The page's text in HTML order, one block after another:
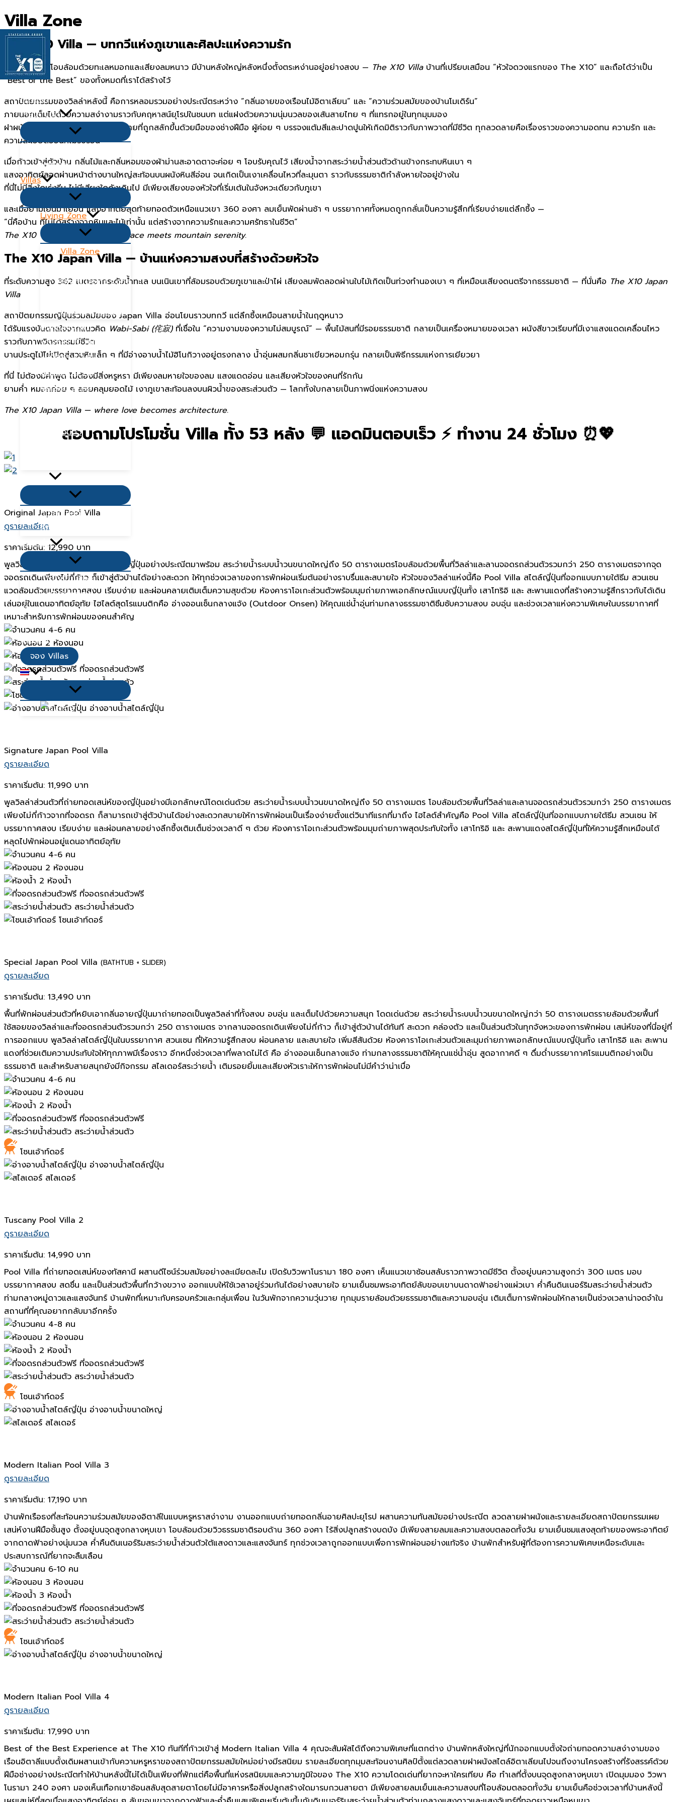
to
content
หน้าเเรก
เกี่ยวกับเรา
Menu
Toggle
บทความ
Villas
Menu
Toggle
Living Zone
Menu
Toggle
Villa Zone
Nordic Zone
Hydra Dome Zone
Flora Dome Zone
จำนวนผู้เข้าพัก
พูลวิลล่า 10 คน
พูลวิลล่า 20 คน
พูลวิลล่า 15 คน
พูลวิลล่า 6 คน
ที่พักครอบครัว
มีสระส่วนตัว
Menu
Toggle
ที่เที่ยวใกล้ฉัน
ที่กินใกล้ฉัน
โปรโมชั่น
Menu
Toggle
โปรโมชั่น Villas
โปรโมชั่นอาหาร
รีวิวจากลูกค้า
เมนูอาหาร
ติดต่อเรา
จอง Villas
Menu
Toggle
Villa Zone
The X10 Villa — บทกวีแห่งภูเขาและศิลปะแห่งความรัก
กลางหุบเขาที่โอบล้อมด้วยทะเลหมอกและเสียงลมหนาว มีบ้านหลังใหญ่หลังหนึ่งตั้งตระหง่านอยู่อย่างสงบ — The X10 Villaบ้านที่เปรียบเสมือน “หัวใจดวงแรกของ The X10” และถือได้ว่าเป็น
“Best of the Best” ของทั้งหมดที่เราได้สร้างไว้
สถาปัตยกรรมของวิลล่าหลังนี้ คือการหลอมรวมอย่างประณีตระหว่าง “กลิ่นอายของเรือนไม้อิตาเลียน” และ “ความร่วมสมัยของบ้านโมเดิร์น”
ภายนอกเต็มไปด้วยความสง่างามราวกับคฤหาสน์ยุโรปในชนบท แต่แฝงด้วยความนุ่มนวลของเส้นสายไทย ๆ ที่แทรกอยู่ในทุกมุมมอง
ฝาผนังสไตล์อิตาลีตกแต่งด้วยลวดลายที่ถูกสลักขึ้นด้วยมือของช่างฝีมือ ผู้ค่อย ๆ บรรจงแต้มสีและปาดปูนให้เกิดมิติราวกับภาพวาดที่มีชีวิต ทุกลวดลายคือเรื่องราวของความอดทน ความรัก และ
ความละเอียดอ่อนที่ไม่รีบร้อน
เมื่อก้าวเข้าสู่ตัวบ้าน กลิ่นไม้และกลิ่นหอมของผ้าม่านสะอาดตาจะค่อย ๆ โอบรับคุณไว้ เสียงน้ำจากสระว่ายน้ำส่วนตัวด้านข้างกระทบหินเบา ๆ
แสงอาทิตย์ลอดผ่านหน้าต่างบานใหญ่สะท้อนบนผนังหินสีอ่อน จนเกิดเป็นเงาเคลื่อนไหวที่ละมุนตา ราวกับธรรมชาติกำลังหายใจอยู่ข้างใน
ที่นี่ไม่มีสิ่งใดเร่งรีบ ไม่มีเสียงใดดังเกินไป มีเพียงเสียงของหัวใจที่เริ่มเต้นในจังหวะเดียวกับภูเขา
และเมื่อยามเย็นมาเยือน แสงอาทิตย์สุดท้ายทอดตัวเหนือแนวเขา 360 องศา ลมเย็นพัดผ่านช้า ๆ บรรยากาศทั้งหมดถูกกลั่นเป็นความรู้สึกที่เรียบง่ายแต่ลึกซึ้ง —
“นี่คือบ้าน ที่ไม่ได้สร้างจากหินและไม้เท่านั้น แต่สร้างจากความรักและความศรัทธาในชีวิต”
The X10 Villa — where Italian grace meets mountain serenity.
The X10 Japan Villa — บ้านแห่งความสงบที่สร้างด้วยหัวใจ
ที่ระดับความสูง 362 เมตรจากระดับน้ำทะเล บนเนินเขาที่ล้อมรอบด้วยภูเขาและป่าไผ่ เสียงลมพัดลอดผ่านใบไม้เกิดเป็นท่วงทำนองเบา ๆ ที่เหมือนเสียงดนตรีจากธรรมชาติ — ที่นั่นคือ The X10 Japan
Villa
สถาปัตยกรรมญี่ปุ่นร่วมสมัยของ Japan Villa อ่อนโยนราวบทกวี แต่ลึกซึ้งเหมือนสายน้ำในฤดูหนาว
ได้รับแรงบันดาลใจจากแนวคิด Wabi-Sabi (侘寂)ที่เชื่อใน “ความงามของความไม่สมบูรณ์” — พื้นไม้สนที่มีรอยธรรมชาติ กลายเป็นเครื่องหมายของเวลา ผนังสีขาวเรียบที่มีเงาแสงแดดเคลื่อนไหว
ราวกับภาพจิตรกรรมมีชีวิต
บานประตูไม้ไผ่เปิดสู่สวนหินเล็ก ๆ ที่มีอ่างอาบน้ำไม้ฮิโนกิวางอยู่ตรงกลาง น้ำอุ่นผสมกลิ่นชาเขียวหอมกรุ่น กลายเป็นพิธีกรรมแห่งการเยียวยา
ที่นี่ ไม่ต้องมีคำพูด ไม่ต้องมีสิ่งหรูหรา มีเพียงลมหายใจของลม แสงแดดอ่อน และเสียงหัวใจของคนที่รักกัน
ยามค่ำ หมอกค่อย ๆ ลอยคลุมยอดไม้ เงาภูเขาสะท้อนลงบนผิวน้ำของสระส่วนตัว — โลกทั้งใบกลายเป็นภาพนิ่งแห่งความสงบ
The X10 Japan Villa — where love becomes architecture.
สอบถามโปรโมชั่น Villa ทั้ง 53 หลัง 💬 แอดมินตอบเร็ว ⚡ ทำงาน 24 ชั่วโมง ⏰💖
Original Japan Pool Villa
ดูรายละเอียด
ราคาเริ่มต้น: 12,990 บาท
พูลวิลล่าส่วนตัวที่ถ่ายทอดเสน่ห์ของญี่ปุ่นอย่างประณีตมาพร้อม สระว่ายน้ำระบบน้ำวนขนาดใหญ่ถึง 50 ตารางเมตรโอบล้อมด้วยพื้นที่วิลล่าและลานจอดรถส่วนตัวรวมกว่า 250 ตารางเมตรจากจุด
จอดรถเดินเพียงไม่กี่ก้าว ก็เข้าสู่ตัวบ้านได้อย่างสะดวก ให้ทุกช่วงเวลาของการพักผ่อนเริ่มต้นอย่างราบรื่นและสบายใจ หัวใจของวิลล่าแห่งนี้คือ Pool Villa สไตล์ญี่ปุ่นที่ออกแบบภายใต้ธีม สวนเซน
แวดล้อมด้วยบรรยากาศสงบ เรียบง่าย และผ่อนคลายเติมเต็มความสุขด้วย ห้องคาราโอเกะส่วนตัวพร้อมมุมถ่ายภาพเอกลักษณ์แบบญี่ปุ่นทั้ง เสาโทริอิ และ สะพานแดงที่สร้างความรู้สึกราวกับได้เดิน
เล่นอยู่ในแดนอาทิตย์อุทัย ไฮไลต์สุดโรแมนติกคือ อ่างออนเซ็นกลางแจ้ง (Outdoor Onsen) ให้คุณแช่น้ำอุ่นท่ามกลางธรรมชาติซึมซับความสงบ อบอุ่น และช่วงเวลาแห่งความพิเศษในบรรยากาศที่
เหมาะสำหรับการพักผ่อนของคนสำคัญ
4-6 คน
2 ห้องนอน
2 ห้องน้ำ
ที่จอดรถส่วนตัวฟรี
สระว่ายน้ำส่วนตัว
โซนเอ้าท์ดอร์
อ่างอาบน้ำสไตล์ญี่ปุ่น
Signature Japan Pool Villa
ดูรายละเอียด
ราคาเริ่มต้น: 11,990 บาท
พูลวิลล่าส่วนตัวที่ถ่ายทอดเสน่ห์ของญี่ปุ่นอย่างมีเอกลักษณ์โดดเด่นด้วย สระว่ายน้ำระบบน้ำวนขนาดใหญ่ถึง 50 ตารางเมตร โอบล้อมด้วยพื้นที่วิลล่าและลานจอดรถส่วนตัวรวมกว่า 250 ตารางเมตร
เพียงไม่กี่ก้าวจากที่จอดรถ ก็สามารถเข้าสู่ตัวบ้านได้อย่างสะดวกสบายให้การพักผ่อนเป็นเรื่องง่ายตั้งแต่วินาทีแรกที่มาถึง ไฮไลต์สำคัญคือ Pool Villa สไตล์ญี่ปุ่นที่ออกแบบภายใต้ธีม สวนเซน ให้
บรรยากาศสงบ เรียบง่าย และผ่อนคลายอย่างลึกซึ้งเติมเต็มช่วงเวลาดี ๆ ด้วย ห้องคาราโอเกะส่วนตัวพร้อมมุมถ่ายภาพสุดประทับใจทั้ง เสาโทริอิ และ สะพานแดงสไตล์ญี่ปุ่นที่ให้ความรู้สึกเหมือนได้
หลุดไปพักผ่อนอยู่แดนอาทิตย์อุทัย
4-6 คน
2 ห้องนอน
2 ห้องน้ำ
ที่จอดรถส่วนตัวฟรี
สระว่ายน้ำส่วนตัว
โซนเอ้าท์ดอร์
Special Japan Pool Villa (BATHTUB + SLIDER)
ดูรายละเอียด
ราคาเริ่มต้น: 13,490 บาท
พื้นที่พักผ่อนส่วนตัวที่หยิบเอากลิ่นอายญี่ปุ่นมาถ่ายทอดเป็นพูลวิลล่าที่ทั้งสงบ อบอุ่น และเต็มไปด้วยความสนุก โดดเด่นด้วย สระว่ายน้ำระบบน้ำวนขนาดใหญ่กว่า 50 ตารางเมตรรายล้อมด้วยพื้นที่
ใช้สอยของวิลล่าและที่จอดรถส่วนตัวรวมกว่า 250 ตารางเมตร จากลานจอดรถเดินเพียงไม่กี่ก้าว ก็เข้าสู่ตัวบ้านได้ทันที สะดวก คล่องตัว และเป็นส่วนตัวในทุกจังหวะของการพักผ่อน เสน่ห์ของที่นี่อยู่ที่
การออกแบบ พูลวิลล่าสไตล์ญี่ปุ่นในบรรยากาศ สวนเซน ที่ให้ความรู้สึกสงบ ผ่อนคลาย และสบายใจ เพิ่มสีสันด้วย ห้องคาราโอเกะส่วนตัวและมุมถ่ายภาพเอกลักษณ์แบบญี่ปุ่นทั้ง เสาโทริอิ และ สะพาน
แดงที่ช่วยเติมความประทับใจให้ทุกภาพมีเรื่องราว อีกหนึ่งช่วงเวลาที่พลาดไม่ได้ คือ อ่างออนเซ็นกลางแจ้ง ท่ามกลางธรรมชาติให้คุณแช่น้ำอุ่น สูดอากาศดี ๆ ดื่มด่ำบรรยากาศโรแมนติกอย่างเป็น
ธรรมชาติ และสำหรับสายสนุกยังมีกิจกรรม สไลเดอร์สระว่ายน้ำ เติมรอยยิ้มและเสียงหัวเราะให้การพักผ่อนไม่มีคำว่าน่าเบื่อ
4-6 คน
2 ห้องนอน
2 ห้องน้ำ
ที่จอดรถส่วนตัวฟรี
สระว่ายน้ำส่วนตัว
โซนเอ้าท์ดอร์
อ่างอาบน้ำสไตล์ญี่ปุ่น
สไลเดอร์
Tuscany Pool Villa 2
ดูรายละเอียด
ราคาเริ่มต้น: 14,990 บาท
Pool Villa ที่ถ่ายทอดเสน่ห์ของทัสคานี ผสานดีไซน์ร่วมสมัยอย่างละเมียดละไม เปิดรับวิวพาโนรามา 180 องศา เห็นแนวเขาซ้อนสลับราวภาพวาดมีชีวิต ตั้งอยู่บนความสูงกว่า 300 เมตร มอบ
บรรยากาศสงบ สดชื่น และเป็นส่วนตัวพื้นที่กว้างขวาง ออกแบบให้ใช้เวลาอยู่ร่วมกันได้อย่างสบายใจ ยามเย็นชมพระอาทิตย์ลับขอบเขาบนดาดฟ้าอย่างแผ่วเบา ค่ำคืนดินเนอร์ริมสระว่ายน้ำส่วนตัว
ท่ามกลางหมู่ดาวและแสงจันทร์ บ้านพักที่เหมาะกับครอบครัวและกลุ่มเพื่อน ในวันพักจากความวุ่นวาย ทุกมุมรายล้อมด้วยธรรมชาติและความอบอุ่น เติมเต็มการพักผ่อนให้กลายเป็นช่วงเวลาน่าจดจำใน
สถานที่ที่คุณอยากกลับมาอีกครั้ง
4-8 คน
2 ห้องนอน
2 ห้องน้ำ
ที่จอดรถส่วนตัวฟรี
สระว่ายน้ำส่วนตัว
โซนเอ้าท์ดอร์
อ่างอาบน้ำขนาดใหญ่
สไลเดอร์
Modern Italian Pool Villa 3
ดูรายละเอียด
ราคาเริ่มต้น: 17,190 บาท
บ้านพักเรือธงที่สะท้อนความร่วมสมัยของอิตาลีในแบบหรูหราสง่างาม งานออกแบบถ่ายทอดกลิ่นอายศิลปะยุโรป ผสานความทันสมัยอย่างประณีต ลวดลายฝาผนังและรายละเอียดสถาปัตยกรรมเผย
เสน่ห์งานฝีมือชั้นสูง ตั้งอยู่บนจุดสูงกลางหุบเขา โอบล้อมด้วยวิวธรรมชาติรอบด้าน 360 องศา ไร้สิ่งปลูกสร้างบดบัง มีเพียงสายลมและความสงบตลอดทั้งวัน ยามเย็นชมแสงสุดท้ายของพระอาทิตย์
จากดาดฟ้าอย่างนุ่มนวล ค่ำคืนดินเนอร์ริมสระว่ายน้ำส่วนตัวใต้แสงดาวและแสงจันทร์ ทุกช่วงเวลาถูกออกแบบเพื่อการพักผ่อนอย่างแท้จริง บ้านพักสำหรับผู้ที่ต้องการความพิเศษเหนือระดับและ
ประสบการณ์ที่ยากจะลืมเลือน
6-10 คน
3 ห้องนอน
3 ห้องน้ำ
ที่จอดรถส่วนตัวฟรี
สระว่ายน้ำส่วนตัว
โซนเอ้าท์ดอร์
อ่างอาบน้ำขนาดใหญ่
Modern Italian Pool Villa 4
ดูรายละเอียด
ราคาเริ่มต้น: 17,990 บาท
Best of the Best Experience at The X10 ทันทีที่ก้าวเข้าสู่ Modern Italian Villa 4 คุณจะสัมผัสได้ถึงความพิเศษที่แตกต่าง บ้านพักหลังใหญ่ที่นักออกแบบตั้งใจถ่ายทอดความสง่างามของ
เรือนอิตาลีแบบดั้งเดิมผสานเข้ากับความหรูหราของสถาปัตยกรรมสมัยใหม่อย่างมีรสนิยม รายละเอียดทุกมุมสะท้อนงานศิลป์ตั้งแต่ลวดลายฝาผนังสไตล์อิตาเลียนไปจนถึงงานโครงสร้างที่รังสรรค์ด้วย
ฝีมือช่างอย่างประณีตทำให้บ้านหลังนี้ไม่ได้เป็นเพียงที่พักแต่คือพื้นที่แห่งรสนิยมและความภูมิใจของ The X10 ความโดดเด่นที่ยากจะหาใครเทียบ คือ ทำเลที่ตั้งบนจุดสูงกลางหุบเขา เปิดมุมมอง วิวพา
โนรามา 240 องศา มองเห็นเทือกเขาซ้อนสลับสุดสายตาโดยไม่มีอาคารหรือสิ่งปลูกสร้างใดมารบกวนสายตา มีเพียงสายลมเย็นและความสงบที่โอบล้อมตลอดทั้งวัน ยามเย็นคือช่วงเวลาที่บ้านหลังนี้